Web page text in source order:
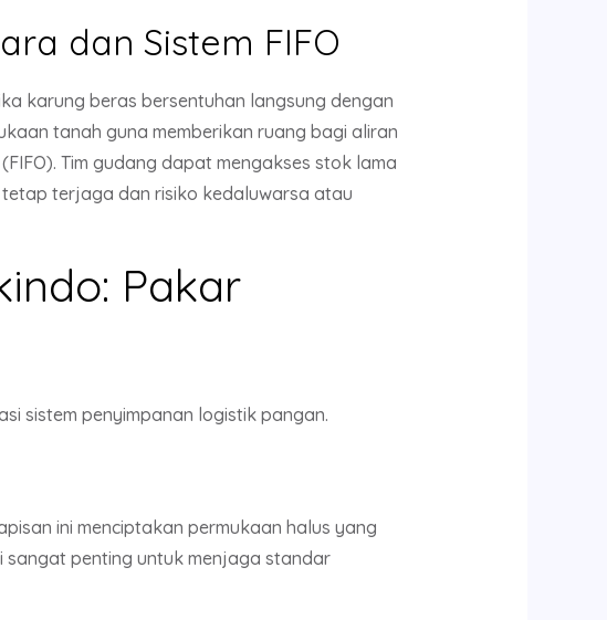
dan Sistem FIFO
karung beras bersentuhan langsung dengan
tanah guna memberikan ruang bagi aliran
Tim gudang dapat mengakses stok lama
terjaga dan risiko kedaluwarsa atau
Pakar
sistem penyimpanan logistik pangan.
ini menciptakan permukaan halus yang
sangat penting untuk menjaga standar